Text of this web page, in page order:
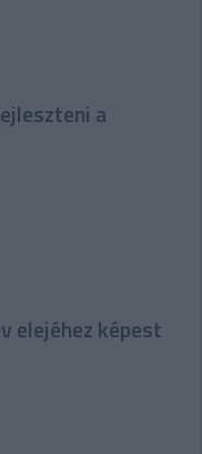
a
elejéhez képest